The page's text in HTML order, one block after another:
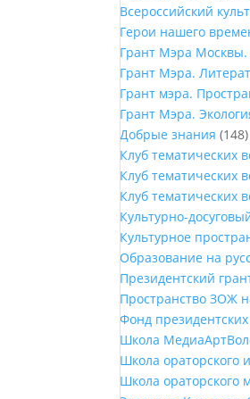
Всероссийский
Герои нашего
Грант Мэра
Грант Мэра.
Грант мэра.
Грант Мэра.
Добрые знания (148)
Клуб тематических
Клуб тематических
Клуб тематических
Культурно-
Культурное
Образование на
Президентский
Пространство ЗОЖ
Фонд
Школа
Школа ораторского
Школа ораторского